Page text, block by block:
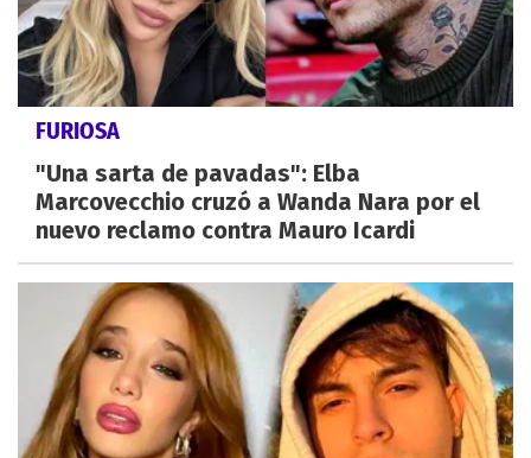
FURIOSA
"Una sarta de pavadas": Elba
Marcovecchio cruzó a Wanda Nara por el
nuevo reclamo contra Mauro Icardi